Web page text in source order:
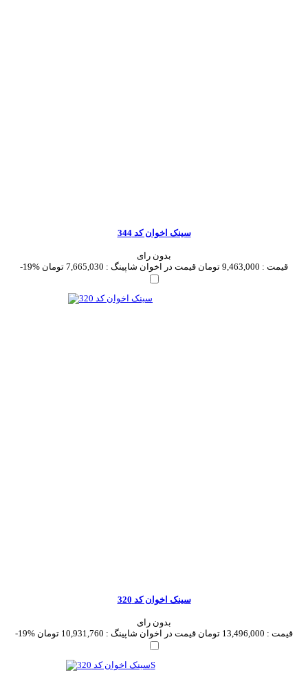
سینک اخوان کد 344
بدون رای
-19%
قیمت : 9,463,000 تومان قیمت در اخوان شاپینگ : 7,665,030 تومان
سینک اخوان کد 320
بدون رای
-19%
قیمت : 13,496,000 تومان قیمت در اخوان شاپینگ : 10,931,760 تومان